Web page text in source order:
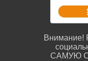
Внимание!
САМУЮ